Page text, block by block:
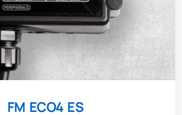
FM ECO4 ES